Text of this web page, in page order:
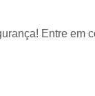
Entre em